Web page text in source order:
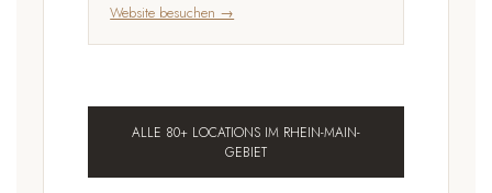
Website besuchen →
ALLE 80+ LOCATIONS IM RHEIN-MAIN-
GEBIET